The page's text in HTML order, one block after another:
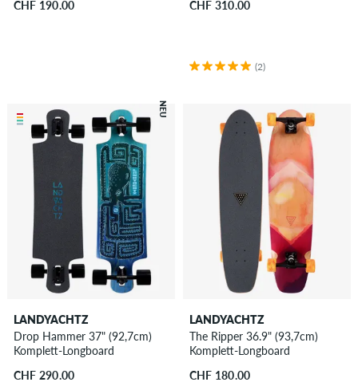
CHF 190.00
CHF 310.00
(2)
NEU
LANDYACHTZ
Drop Hammer 37" (92,7cm)
Komplett-Longboard
CHF 290.00
LANDYACHTZ
The Ripper 36.9" (93,7cm)
Komplett-Longboard
CHF 180.00